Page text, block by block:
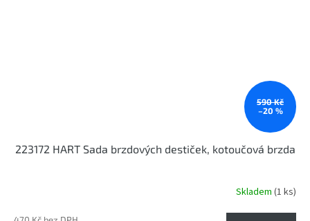
590 Kč
–20 %
223172 HART Sada brzdových destiček, kotoučová brzda
Skladem (1 ks)